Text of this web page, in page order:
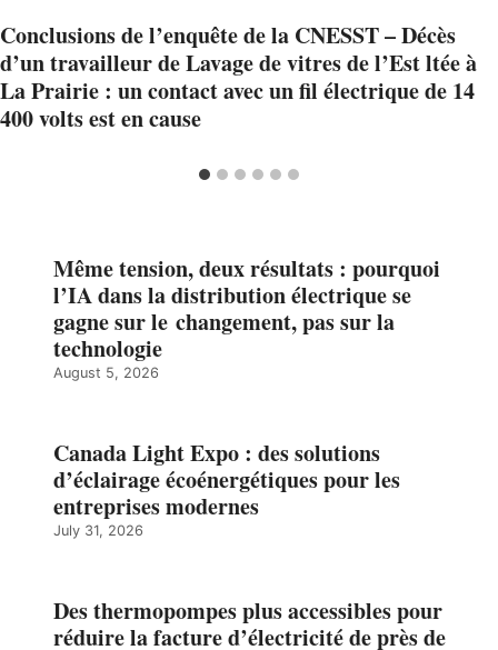
Conclusions de l’enquête de la CNESST – Décès
d’un travailleur de Lavage de vitres de l’Est ltée à
La Prairie : un contact avec un fil électrique de 14
400 volts est en cause
Même tension, deux résultats : pourquoi
l’IA dans la distribution électrique se
gagne sur le changement, pas sur la
technologie
August 5, 2026
Canada Light Expo : des solutions
d’éclairage écoénergétiques pour les
entreprises modernes
July 31, 2026
Des thermopompes plus accessibles pour
réduire la facture d’électricité de près de